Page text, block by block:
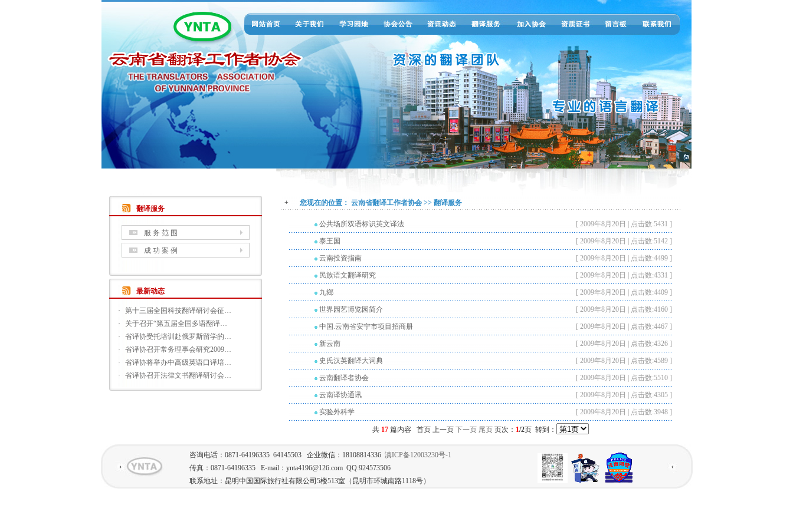
翻译服务
服 务 范 围
成 功 案 例
最新动态
·
第十三届全国科技翻译研讨会征…
·
关于召开“第五届全国多语翻译…
·
省译协受托培训赴俄罗斯留学的…
·
省译协召开常务理事会研究2009…
·
省译协将举办中高级英语口译培…
·
省译协召开法律文书翻译研讨会…
+ 您现在的位置： 云南省翻译工作者协会>> 翻译服务
[ 2009年8月20日 | 点击数:5431 ]
公共场所双语标识英文译法
[ 2009年8月20日 | 点击数:5142 ]
泰王国
[ 2009年8月20日 | 点击数:4499 ]
云南投资指南
[ 2009年8月20日 | 点击数:4331 ]
民族语文翻译研究
[ 2009年8月20日 | 点击数:4409 ]
九鄉
[ 2009年8月20日 | 点击数:4160 ]
世界园艺博览园简介
[ 2009年8月20日 | 点击数:4467 ]
中国.云南省安宁市项目招商册
[ 2009年8月20日 | 点击数:4326 ]
新云南
[ 2009年8月20日 | 点击数:4589 ]
史氏汉英翻译大词典
[ 2009年8月20日 | 点击数:5510 ]
云南翻译者协会
[ 2009年8月20日 | 点击数:4305 ]
云南译协通讯
[ 2009年8月20日 | 点击数:3948 ]
实验外科学
共 17篇内容 首页 上一页 下一页 尾页页次： 1/2页 转到：
咨询电话：0871-64196335 64145503 企业微信：18108814336 滇ICP备12003230号-1
传真：0871-64196335 E-mail：ynta4196@126.com QQ:924573506
联系地址：昆明中国国际旅行社有限公司5楼513室（昆明市环城南路1118号）